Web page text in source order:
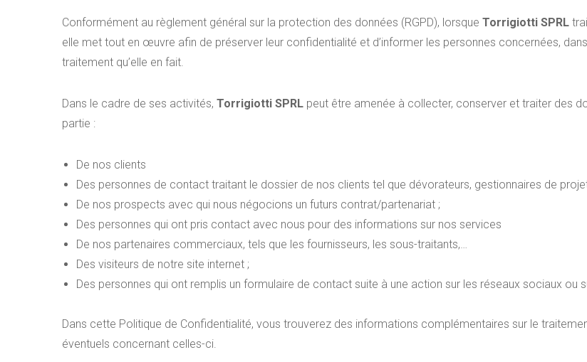
Conformément au règlement général sur la protection des données (RGPD), lorsque Torrigiotti SPRL
elle met tout en œuvre afin de préserver leur confidentialité et d’informer les personnes concernées,
traitement qu’elle en fait.
Dans le cadre de ses activités, Torrigiotti SPRL peut être amenée à collecter, conserver et traiter des
partie :
De nos clients
Des personnes de contact traitant le dossier de nos clients tel que dévorateurs, gestionnaires de
De nos prospects avec qui nous négocions un futurs contrat/partenariat ;
Des personnes qui ont pris contact avec nous pour des informations sur nos services
De nos partenaires commerciaux, tels que les fournisseurs, les sous-traitants,…
Des visiteurs de notre site internet ;
Des personnes qui ont remplis un formulaire de contact suite à une action sur les réseaux sociaux ou
Dans cette Politique de Confidentialité, vous trouverez des informations complémentaires sur le
éventuels concernant celles-ci.